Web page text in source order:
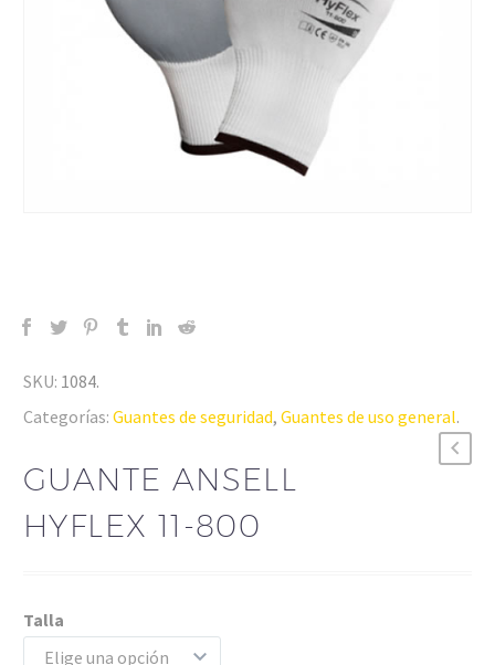
SKU: 1084.
Categorías: Guantes de seguridad, Guantes de uso general.
GUANTE ANSELL
HYFLEX 11-800
Talla
Elige una opción